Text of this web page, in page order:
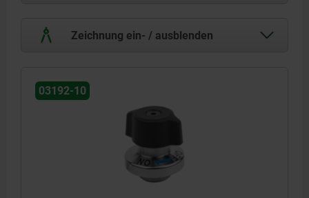
Zeichnung ein- / ausblenden
03192-10